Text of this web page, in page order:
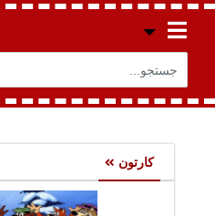
کارتون